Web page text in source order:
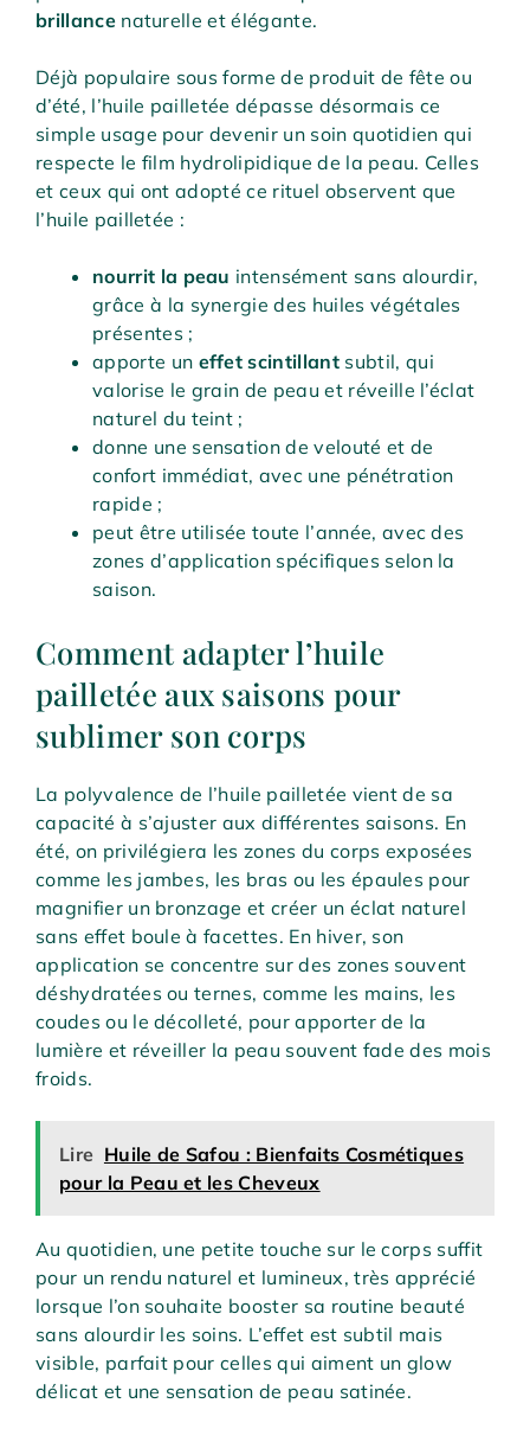
brillancenaturelle et élégante.
Déjà populaire sous forme de produit de fête ou
d’été, l’huile pailletée dépasse désormais ce
simple usage pour devenir un soin quotidien qui
respecte le film hydrolipidique de la peau. Celles
et ceux qui ont adopté ce rituel observent que
l’huile pailletée :
nourrit la peau intensément sans alourdir,
grâce à la synergie des huiles végétales
présentes ;
apporte un effet scintillantsubtil, qui
valorise le grain de peau et réveille l’éclat
naturel du teint ;
donne une sensation de velouté et de
confort immédiat, avec une pénétration
rapide ;
peut être utilisée toute l’année, avec des
zones d’application spécifiques selon la
saison.
Comment adapter l’huile
pailletée aux saisons pour
sublimer son corps
La polyvalence de l’huile pailletée vient de sa
capacité à s’ajuster aux différentes saisons. En
été, on privilégiera les zones du corps exposées
comme les jambes, les bras ou les épaules pour
magnifier un bronzage et créer un éclat naturel
sans effet boule à facettes. En hiver, son
application se concentre sur des zones souvent
déshydratées ou ternes, comme les mains, les
coudes ou le décolleté, pour apporter de la
lumière et réveiller la peau souvent fade des mois
froids.
Lire Huile de Safou : Bienfaits Cosmétiques
pour la Peau et les Cheveux
Au quotidien, une petite touche sur le corps suffit
pour un rendu naturel et lumineux, très apprécié
lorsque l’on souhaite booster sa routine beauté
sans alourdir les soins. L’effet est subtil mais
visible, parfait pour celles qui aiment un glow
délicat et une sensation de peau satinée.